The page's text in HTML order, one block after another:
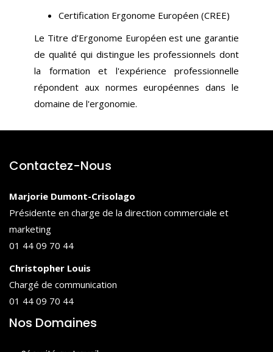
Certification Ergonome Européen (CREE)
Le Titre d’Ergonome Européen est une garantie
de qualité qui distingue les professionnels dont
la formation et l'expérience professionnelle
répondent aux normes européennes dans le
domaine de l'ergonomie.
Contactez-Nous
Marjorie Dumont-Crisolago
Présidente en charge de la direction commerciale et
marketing
01 44 09 70 44
Christopher Louis
Chargé de communication
01 44 09 70 44
Nos Domaines